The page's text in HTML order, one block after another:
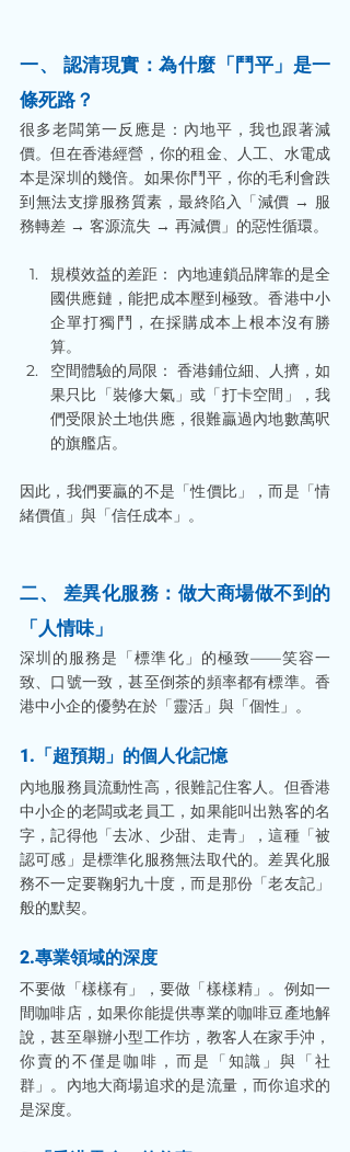
一、 認清現實：為什麼「鬥平」是一
條死路？
很多老闆第一反應是：內地平，我也跟著減
價。但在香港經營，你的租金、人工、水電成
本是深圳的幾倍。如果你鬥平，你的毛利會跌
到無法支撐服務質素，最終陷入「減價 → 服
務轉差 → 客源流失 → 再減價」的惡性循環。
規模效益的差距： 內地連鎖品牌靠的是全
國供應鏈，能把成本壓到極致。香港中小
企單打獨鬥，在採購成本上根本沒有勝
算。
空間體驗的局限： 香港鋪位細、人擠，如
果只比「裝修大氣」或「打卡空間」，我
們受限於土地供應，很難贏過內地數萬呎
的旗艦店。
因此，我們要贏的不是「性價比」，而是「情
緒價值」與「信任成本」。
二、 差異化服務：做大商場做不到的
「人情味」
深圳的服務是「標準化」的極致——笑容一
致、口號一致，甚至倒茶的頻率都有標準。香
港中小企的優勢在於「靈活」與「個性」。
1.「超預期」的個人化記憶
內地服務員流動性高，很難記住客人。但香港
中小企的老闆或老員工，如果能叫出熟客的名
字，記得他「去冰、少甜、走青」，這種「被
認可感」是標準化服務無法取代的。差異化服
務不一定要鞠躬九十度，而是那份「老友記」
般的默契。
2.專業領域的深度
不要做「樣樣有」，要做「樣樣精」。例如一
間咖啡店，如果你能提供專業的咖啡豆產地解
說，甚至舉辦小型工作坊，教客人在家手沖，
你賣的不僅是咖啡，而是「知識」與「社
群」。內地大商場追求的是流量，而你追求的
是深度。